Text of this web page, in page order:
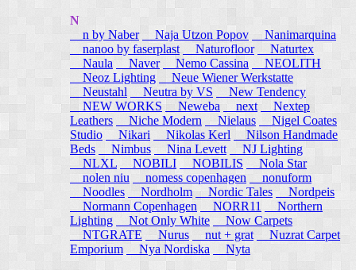
N
n by Naber
Naja Utzon Popov
Nanimarquina
nanoo by faserplast
Naturofloor
Naturtex
Naula
Naver Nemo Cassina
NEOLITH
Neoz Lighting
Neue Wiener Werkstatte
Neustahl
Neutra by VS
New Tendency
NEW WORKS
Neweba next
Nextep
Leathers
Niche Modern Nielaus
Nigel Coates
Studio
Nikari Nikolas Kerl
Nilson Handmade
Beds
Nimbus Nina Levett
NJ Lighting
NLXL
NOBILI NOBILIS
Nola Star
nolen niu
nomess copenhagen
nonuform
Noodles
Nordholm Nordic Tales
Nordpeis
Normann Copenhagen
NORR11
Northern
Lighting
Not Only White
Now Carpets
NTGRATE
Nurus nut + grat
Nuzrat Carpet
Emporium
Nya Nordiska Nyta